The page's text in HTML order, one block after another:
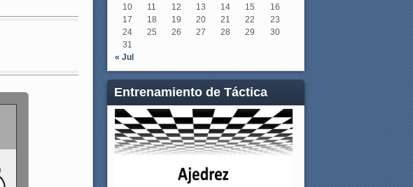
10
11 12 13 14 15
16
17
18 19 20 21 22
23
24
25 26 27 28 29
30
31
« Jul
Entrenamiento de Táctica